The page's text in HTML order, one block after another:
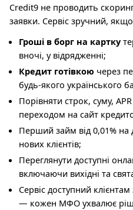
Credit9 не проводить
заявки. Сервіс зручний,
Гроші в борг на картку
вночі, у відрядженні;
Кредит готівкою через
будь-якого українського
Порівняти строк, суму,
переходом на сайт
Перший займ від 0,01%
нових клієнтів;
Переглянути доступні
включаючи вихідні та
Сервіс доступний
— кожен МФО ухвалює